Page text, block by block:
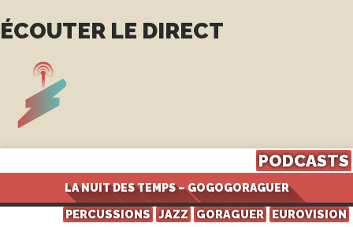
ÉCOUTER LE DIRECT
PODCASTS
LA NUIT DES TEMPS – GOGOGORAGUER
EUROVISION
GORAGUER
JAZZ
PERCUSSIONS